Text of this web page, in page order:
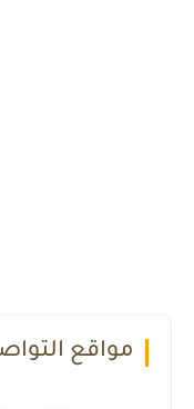
مواقع